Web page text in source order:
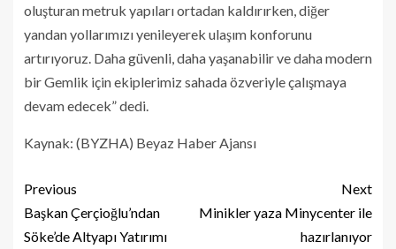
oluşturan metruk yapıları ortadan kaldırırken, diğer
yandan yollarımızı yenileyerek ulaşım konforunu
artırıyoruz. Daha güvenli, daha yaşanabilir ve daha modern
bir Gemlik için ekiplerimiz sahada özveriyle çalışmaya
devam edecek” dedi.
Kaynak: (BYZHA) Beyaz Haber Ajansı
Previous
Başkan Çerçioğlu’ndan
Söke’de Altyapı Yatırımı
Next
Minikler yaza Minycenter ile
hazırlanıyor